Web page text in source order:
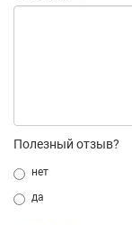
Полезный отзыв?
нет
да